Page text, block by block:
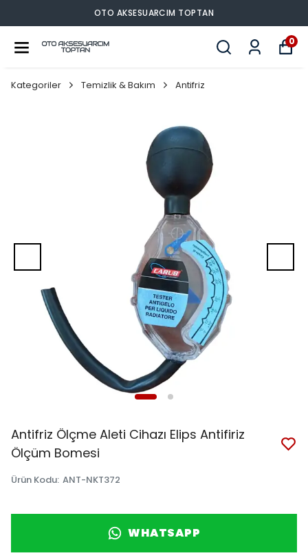
OTO AKSESUARCIM TOPTAN
0
Kategoriler Temizlik & Bakım Antifriz
Antifriz Ölçme Aleti Cihazı Elips Antifiriz
Ölçüm Bomesi
Ürün Kodu: ANT-NKT372
WHATSAPP